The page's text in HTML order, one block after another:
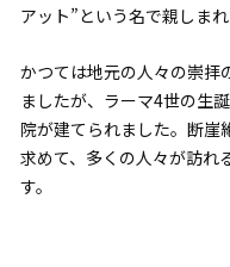
アット”という名で親しまれ
かつては地元の人々の崇拝
ましたが、ラーマ4世の生
院が建てられました。断崖
求めて、多くの人々が訪れ
す。